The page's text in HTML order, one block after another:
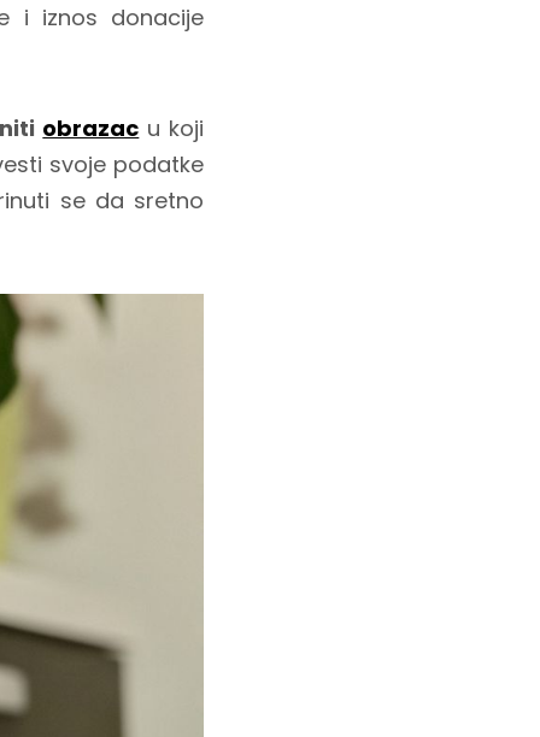
i iznos donacije
obrazac u koji
svoje podatke
se da sretno